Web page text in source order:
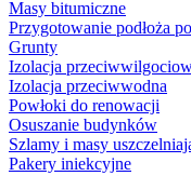
Masy bitumiczne
Przygotowanie podłoża
Grunty
Izolacja
Izolacja przeciwwodna
Powłoki do renowacji
Osuszanie budynków
Szlamy i masy
Pakery iniekcyjne